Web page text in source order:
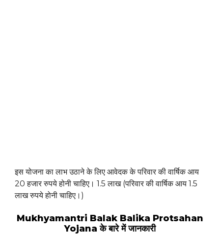
इस योजना का लाभ उठाने के लिए आवेदक के परिवार की वार्षिक आय
20 हजार रुपये होनी चाहिए। 1.5 लाख (परिवार की वार्षिक आय 1.5
लाख रुपये होनी चाहिए।)
Mukhyamantri Balak Balika Protsahan
Yojana के बारे में जानकारी